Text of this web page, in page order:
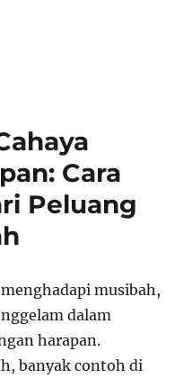
Cara
Peluang
musibah,
dalam
harapan.
banyak contoh di